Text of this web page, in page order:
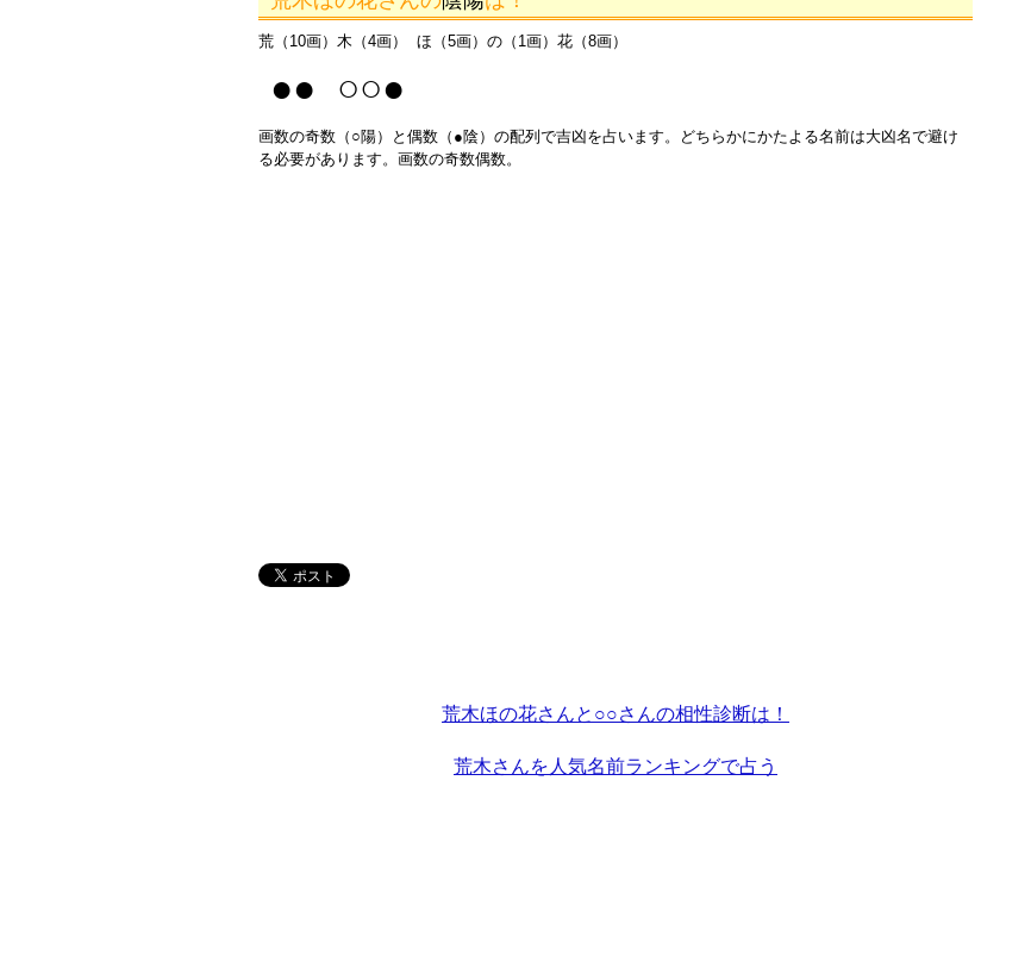
荒（10画）木（4画） ほ（5画）の（1画）花（8画）
●● ○○●
画数の奇数（○陽）と偶数（●陰）の配列で吉凶を占います。どちらかにかたよる名前は大凶名で避け
る必要があります。画数の奇数偶数。
荒木ほの花さんと○○さんの相性診断は！
荒木さんを人気名前ランキングで占う